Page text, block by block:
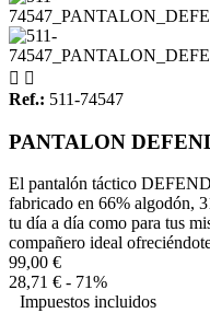
 
Ref.: 511-74547
PANTALON
El pantalón táctico
fabricado en 66% algodón,
tu día a día como para tus
compañero ideal
99,00 €
28,71 € - 71%
Impuestos incluidos